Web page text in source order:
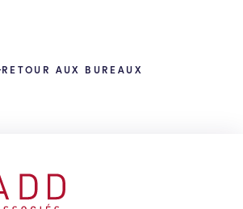
RETOUR AUX BUREAUX